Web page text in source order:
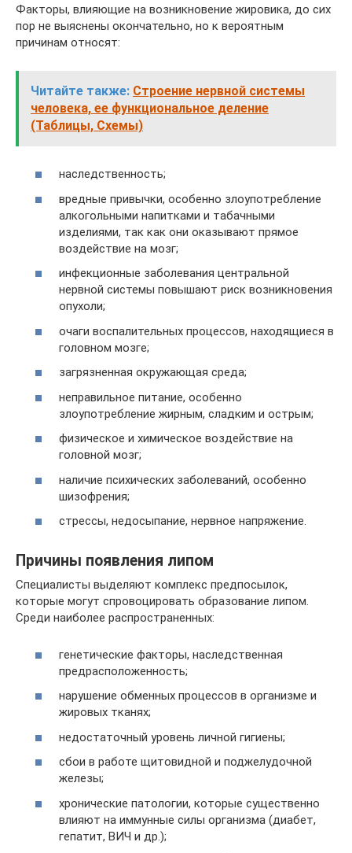
Факторы, влияющие на возникновение жировика, до сих
пор не выяснены окончательно, но к вероятным
причинам относят:
Читайте также: Строение нервной системы
человека, ее функциональное деление
(Таблицы, Схемы)
наследственность;
вредные привычки, особенно злоупотребление
алкогольными напитками и табачными
изделиями, так как они оказывают прямое
воздействие на мозг;
инфекционные заболевания центральной
нервной системы повышают риск возникновения
опухоли;
очаги воспалительных процессов, находящиеся в
головном мозге;
загрязненная окружающая среда;
неправильное питание, особенно
злоупотребление жирным, сладким и острым;
физическое и химическое воздействие на
головной мозг;
наличие психических заболеваний, особенно
шизофрения;
стрессы, недосыпание, нервное напряжение.
Причины появления липом
Специалисты выделяют комплекс предпосылок,
которые могут спровоцировать образование липом.
Среди наиболее распространенных:
генетические факторы, наследственная
предрасположенность;
нарушение обменных процессов в организме и
жировых тканях;
недостаточный уровень личной гигиены;
сбои в работе щитовидной и поджелудочной
железы;
хронические патологии, которые существенно
влияют на иммунные силы организма (диабет,
гепатит, ВИЧ и др.);